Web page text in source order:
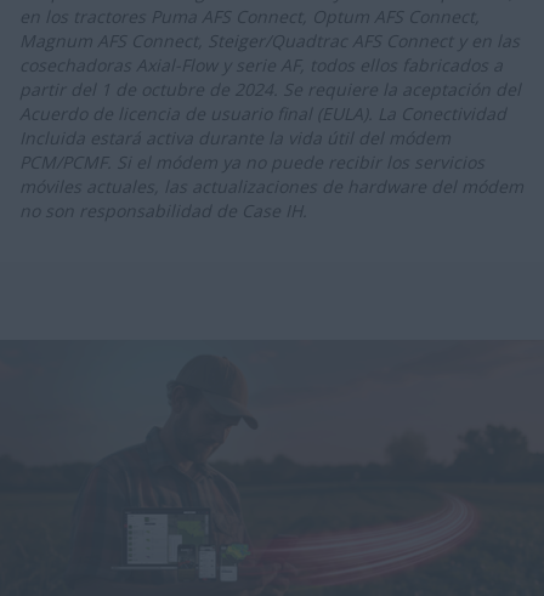
en los tractores Puma AFS Connect, Optum AFS Connect,
Magnum AFS Connect, Steiger/Quadtrac AFS Connect y en las
cosechadoras Axial-Flow y serie AF, todos ellos fabricados a
partir del 1 de octubre de 2024. Se requiere la aceptación del
Acuerdo de licencia de usuario final (EULA). La Conectividad
Incluida estará activa durante la vida útil del módem
PCM/PCMF. Si el módem ya no puede recibir los servicios
móviles actuales, las actualizaciones de hardware del módem
no son responsabilidad de Case IH.